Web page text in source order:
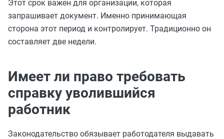
Этот срок важен для организации, которая
запрашивает документ. Именно принимающая
сторона этот период и контролирует. Традиционно он
составляет две недели.
Имеет ли право требовать
справку уволившийся
работник
Законодательство обязывает работодателя выдавать